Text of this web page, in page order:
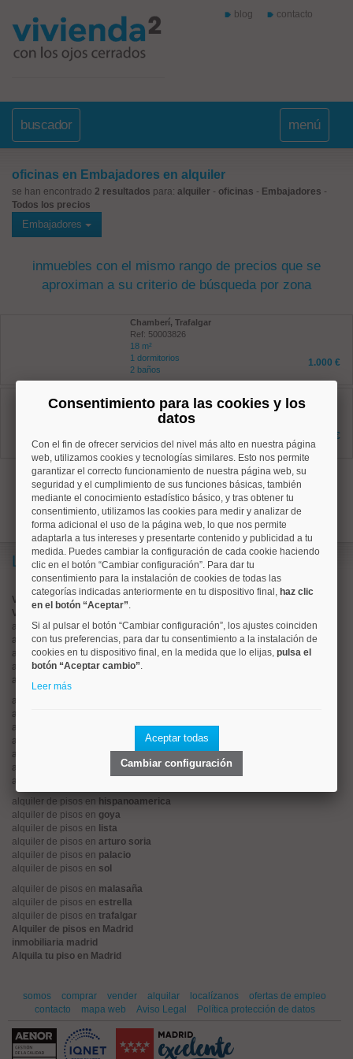
blog contacto
buscador menú
oficinas en Embajadores en alquiler
se han encontrado 2 resultados para: alquiler - oficinas - Embajadores -
Todos los precios
Embajadores
inmuebles con el mismo rango de precios que se
aproximan a su criterio de búsqueda por zona
Chamberí, Trafalgar
Ref: 50003826
18 m²
1 dormitorios
2 baños
1.000 €
Ref: 50004707
2 baños
495 €
1
Lo más buscado
Valorar vivienda online
Vender piso
alquiler de pisos encentro
alquiler de pisos enchamartín
alquiler de pisos enchamberí
alquiler de pisos enciudad lineal
alquiler de pisos en
alquiler de pisos en
alquiler de pisos en
alquiler de pisos en
rios rosas
alquiler de pisos en
alquiler de pisos en
cuatro caminos
alquiler de pisos en
el viso
alquiler de pisos en
alquiler de pisos en hispanoamerica
alquiler de pisos en goya
alquiler de pisos en lista
alquiler de pisos en arturo soria
alquiler de pisos en palacio
alquiler de pisos en sol
alquiler de pisos en malasaña
alquiler de pisos en estrella
alquiler de pisos en trafalgar
Alquiler de pisos en Madrid
inmobiliaria madrid
Alquila tu piso en Madrid
somos comprar vender alquilar localízanos
ofertas de empleo
contacto
mapa web Aviso Legal Política protección de datos
Consentimiento para las cookies y los
datos
Con el fin de ofrecer servicios del nivel más alto en nuestra página
web, utilizamos cookies y tecnologías similares. Esto nos permite
garantizar el correcto funcionamiento de nuestra página web, su
seguridad y el cumplimiento de sus funciones básicas, también
mediante el conocimiento estadístico básico, y tras obtener tu
consentimiento, utilizamos las cookies para medir y analizar de
forma adicional el uso de la página web, lo que nos permite
adaptarla a tus intereses y presentarte contenido y publicidad a tu
medida. Puedes cambiar la configuración de cada cookie haciendo
clic en el botón “Cambiar configuración”. Para dar tu
consentimiento para la instalación de cookies de todas las
categorías indicadas anteriormente en tu dispositivo final, haz clic
en el botón “Aceptar”.
Si al pulsar el botón “Cambiar configuración”, los ajustes coinciden
con tus preferencias, para dar tu consentimiento a la instalación de
cookies en tu dispositivo final, en la medida que lo elijas, pulsa el
botón “Aceptar cambio”.
Leer más
Aceptar todas
Cambiar configuración